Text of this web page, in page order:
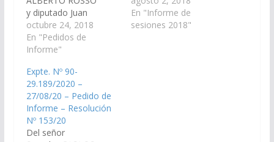
y diputado Juan
Fernández, en
conformidad a lo
dispuesto por el Art.
Provincial y el Art. 149
del Reglamento de
este Cuerpo, requerir
al Sr. Jefe de Gabinete
de Ministros y por su
intermedio al
octubre 24, 2018
En "Pedidos de
Informe"
Fernández Molina,
solicitar al señor Jefe
En "Informe de
sesiones 2018"
Expte. Nº 90-
29.189/2020 –
27/08/20 – Pedido de
Informe – Resolución
Nº 153/20
Del señor